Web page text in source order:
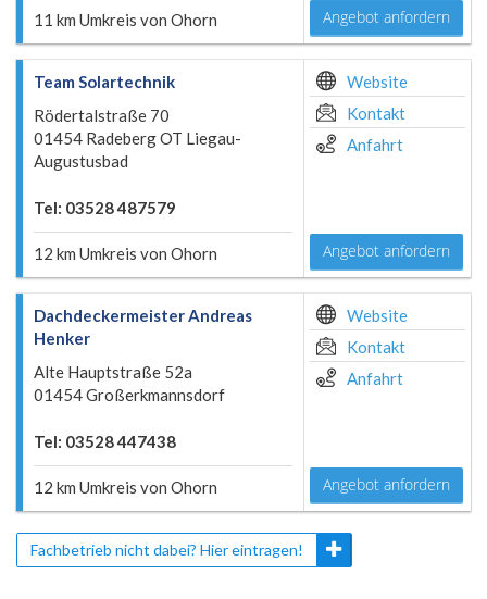
11 km Umkreis von Ohorn Angebot anfordern
Team Solartechnik
Rödertalstraße 70
01454 Radeberg OT Liegau-
Augustusbad
Tel: 03528 487579
12 km Umkreis von Ohorn
Website
Kontakt
Anfahrt
Angebot anfordern
Dachdeckermeister Andreas
Henker
Alte Hauptstraße 52a
01454 Großerkmannsdorf
Tel: 03528 447438
12 km Umkreis von Ohorn
Website
Kontakt
Anfahrt
Angebot anfordern
Fachbetrieb nicht dabei? Hier eintragen!